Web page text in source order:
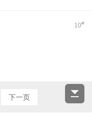
10#
下一页